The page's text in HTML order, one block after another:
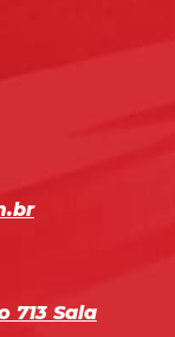
713 Sala